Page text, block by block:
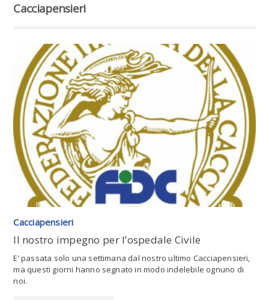
Cacciapensieri
Leggi tutto l'articolo
Cacciapensieri
Il nostro impegno per l’ospedale Civile
E’ passata solo una settimana dal nostro ultimo Cacciapensieri,
ma questi giorni hanno segnato in modo indelebile ognuno di
noi.